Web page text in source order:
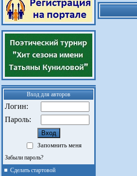
Вход для авторов
Логин:
Пароль:
Запомнить меня
Забыли пароль?
Сделать стартовой